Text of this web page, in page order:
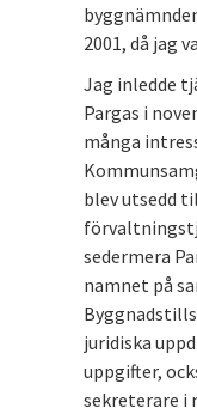
2001, då jag
Jag inledde
Pargas i
många
blev utsedd
sedermera
namnet på
juridiska
uppgifter,
sekreterare i